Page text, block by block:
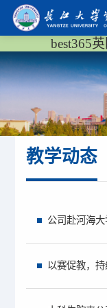
best365
教学动态